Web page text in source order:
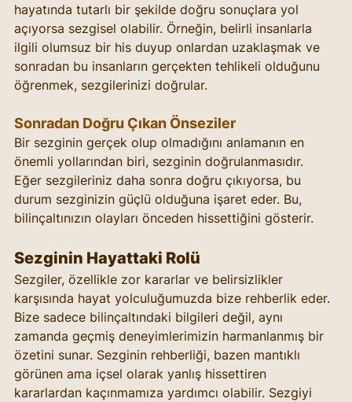
hayatında tutarlı bir şekilde doğru sonuçlara yol
açıyorsa sezgisel olabilir. Örneğin, belirli insanlarla
ilgili olumsuz bir his duyup onlardan uzaklaşmak ve
sonradan bu insanların gerçekten tehlikeli olduğunu
öğrenmek, sezgilerinizi doğrular.
Sonradan Doğru Çıkan Önseziler
Bir sezginin gerçek olup olmadığını anlamanın en
önemli yollarından biri, sezginin doğrulanmasıdır.
Eğer sezgileriniz daha sonra doğru çıkıyorsa, bu
durum sezginizin güçlü olduğuna işaret eder. Bu,
bilinçaltınızın olayları önceden hissettiğini gösterir.
Sezginin Hayattaki Rolü
Sezgiler, özellikle zor kararlar ve belirsizlikler
karşısında hayat yolculuğumuzda bize rehberlik eder.
Bize sadece bilinçaltındaki bilgileri değil, aynı
zamanda geçmiş deneyimlerimizin harmanlanmış bir
özetini sunar. Sezginin rehberliği, bazen mantıklı
görünen ama içsel olarak yanlış hissettiren
kararlardan kaçınmamıza yardımcı olabilir. Sezgiyi